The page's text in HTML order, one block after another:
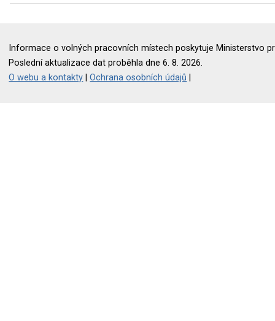
Informace o volných pracovních místech poskytuje Ministerstvo
Poslední aktualizace dat proběhla dne 6. 8. 2026.
O webu a kontakty |Ochrana osobních údajů